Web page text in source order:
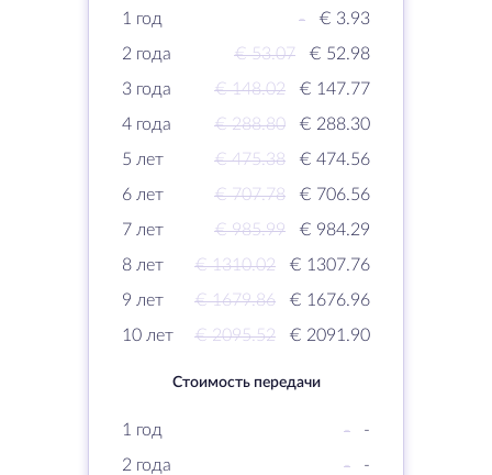
1 год -
€ 3.93
2 года
€ 53.07
€ 52.98
3 года
€ 148.02
€ 147.77
4 года
€ 288.80
€ 288.30
5 лет
€ 475.38
€ 474.56
6 лет
€ 707.78
€ 706.56
7 лет
€ 985.99
€ 984.29
8 лет
€ 1310.02
€ 1307.76
9 лет
€ 1679.86
€ 1676.96
10 лет
€ 2095.52 € 2091.90
Стоимость передачи
1 год -
-
2 года
-
-